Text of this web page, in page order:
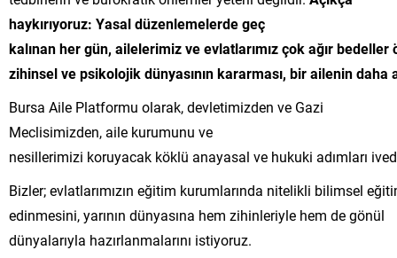
haykırıyoruz: Yasal düzenlemelerde geç
kalınanhergün, ailelerimizveevlatlarımızçokağırbedeller
zihinselvepsikolojikdünyasınınkararması, birailenindaha
Bursa Aile Platformu olarak, devletimizden ve Gazi
Meclisimizden, aile kurumunu ve
nesillerimizi koruyacak köklü anayasal ve hukuki adımları
Bizler; evlatlarımızın eğitim kurumlarında nitelikli bilimsel
edinmesini, yarının dünyasına hem zihinleriyle hem de gönül
dünyalarıyla hazırlanmalarını istiyoruz.